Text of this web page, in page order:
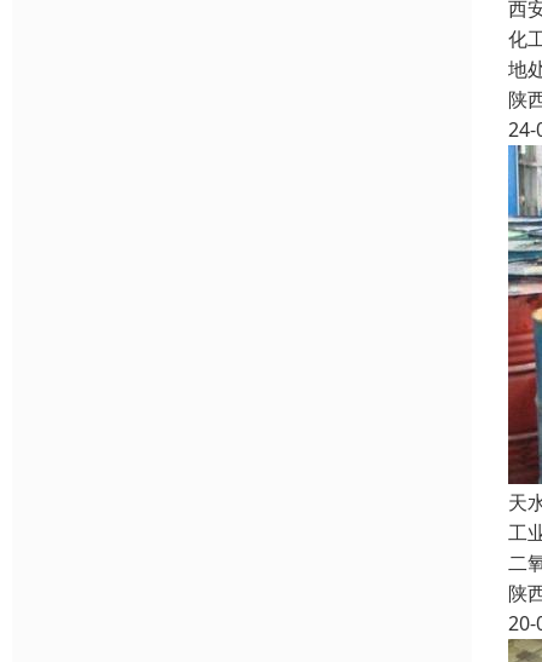
西
化
地
陕
24-
天
工
二
陕
20-